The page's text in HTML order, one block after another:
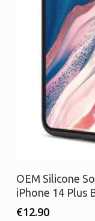
OEM Silicone
iPhone 14 Plus
€12.90